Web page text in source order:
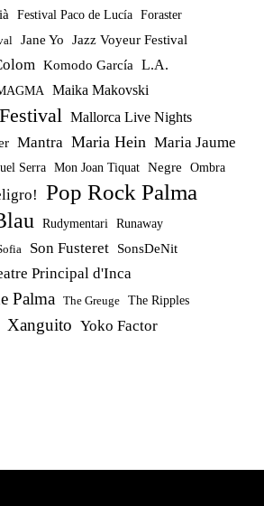
Festival Paco de Lucía Foraster
Jane Yo
Jazz Voyeur Festival
Komodo García L.A.
Maika Makovski
Mallorca Live Nights
Mantra Maria Hein Maria Jaume
Serra Mon Joan Tiquat Negre Ombra
Pop Rock Palma
Rudymentari Runaway
Son Fusteret SonsDeNit
Principal d'Inca
Palma The Greuge The Ripples
Xanguito Yoko Factor